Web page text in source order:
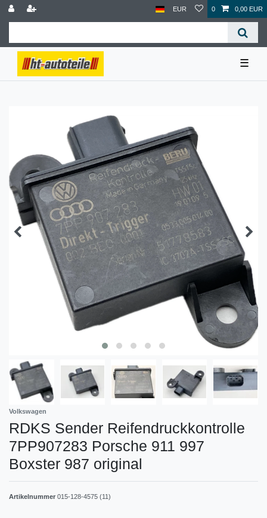
EUR 0 0,00 EUR
☰
Volkswagen
RDKS Sender Reifendruckkontrolle
7PP907283 Porsche 911 997
Boxster 987 original
Artikelnummer 015-128-4575 (11)